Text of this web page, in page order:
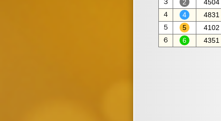
4504
４
4831
５
4102
６
4351